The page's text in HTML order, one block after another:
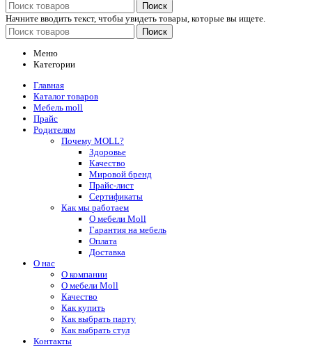
Поиск
Начните вводить текст, чтобы увидеть товары, которые вы ищете.
Поиск
Меню
Категории
Главная
Каталог товаров
Мебель moll
Прайс
Родителям
Почему MOLL?
Здоровье
Качество
Мировой бренд
Прайс-лист
Сертификаты
Как мы работаем
О мебели Moll
Гарантия на мебель
Оплата
Доставка
О нас
О компании
О мебели Moll
Качество
Как купить
Как выбрать парту
Как выбрать стул
Контакты